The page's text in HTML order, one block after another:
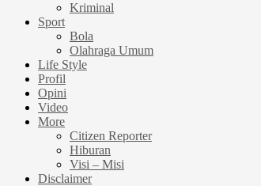
Kriminal
Sport
Bola
Olahraga Umum
Life Style
Profil
Opini
Video
More
Citizen Reporter
Hiburan
Visi – Misi
Disclaimer